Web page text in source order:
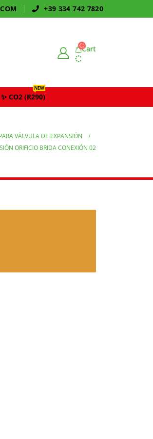
+39 334 742 7820
Cart
✨ CO2 (R290)
NEW
VÁLVULA DE EXPANSIÓN
ORIFICIO BRIDA CONEXIÓN 02